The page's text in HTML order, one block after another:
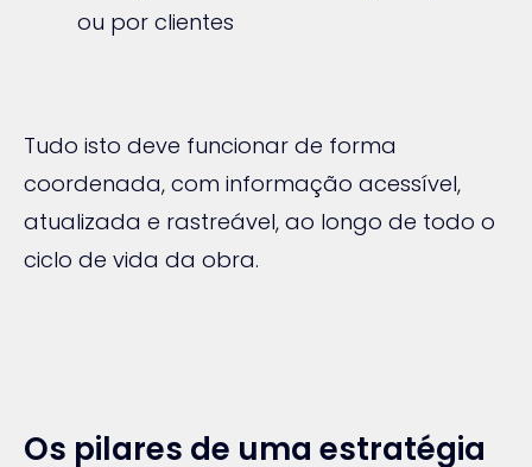
ou por clientes
Tudo isto deve funcionar de forma
coordenada, com informação acessível,
atualizada e rastreável, ao longo de todo o
ciclo de vida da obra.
Os pilares de uma estratégia